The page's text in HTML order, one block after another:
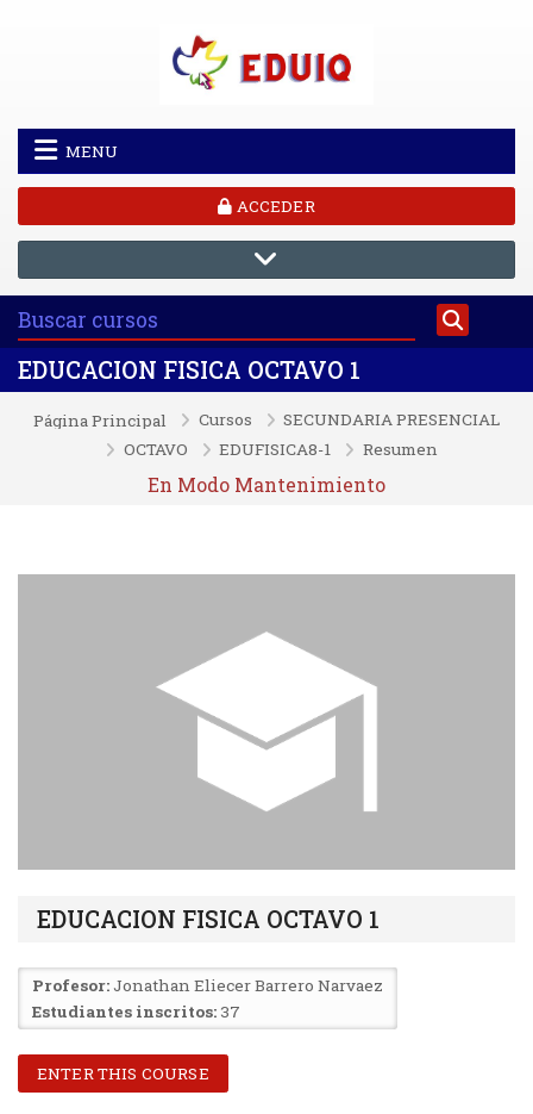
MENU
ACCEDER
EDUCACION FISICA OCTAVO 1
Página Principal Cursos
SECUNDARIA PRESENCIAL
OCTAVO
EDUFISICA8-1 Resumen
En Modo Mantenimiento
EDUCACION FISICA OCTAVO 1
Profesor:Jonathan Eliecer Barrero Narvaez
Estudiantes inscritos: 37
ENTER THIS COURSE